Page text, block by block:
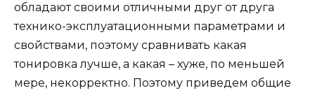
обладают своими отличными друг от друга
технико-эксплуатационными параметрами и
свойствами, поэтому сравнивать какая
тонировка лучше, а какая – хуже, по меньшей
мере, некорректно. Поэтому приведем общие